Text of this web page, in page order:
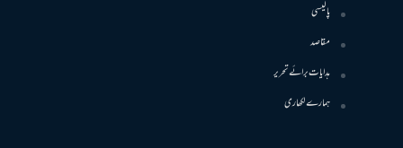
پالیسی
مقاصد
ہدایات برائے تحریر
ہمارے لکھاری